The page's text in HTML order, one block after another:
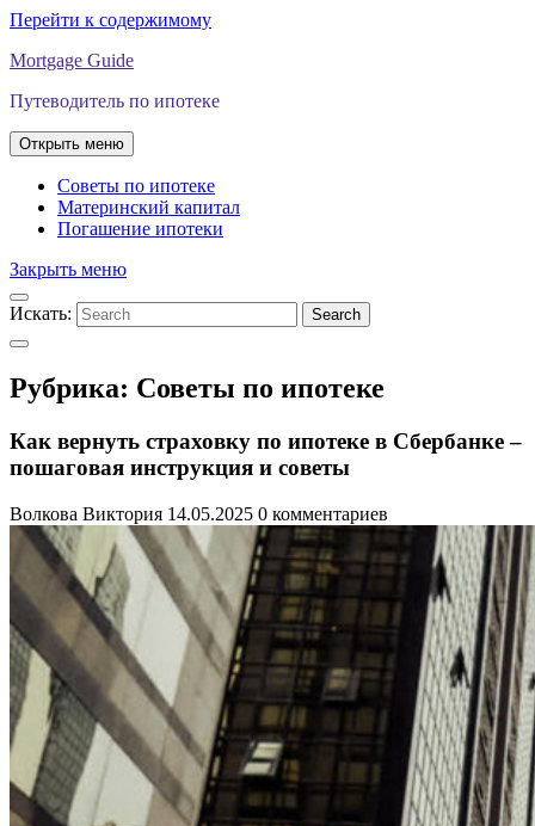
Перейти к содержимому
Mortgage Guide
Путеводитель по ипотеке
Открыть меню
Советы по ипотеке
Материнский капитал
Погашение ипотеки
Закрыть меню
Искать: Search
Рубрика: Советы по ипотеке
Как вернуть страховку по ипотеке в Сбербанке –
пошаговая инструкция и советы
Волкова Виктория 14.05.2025 0 комментариев